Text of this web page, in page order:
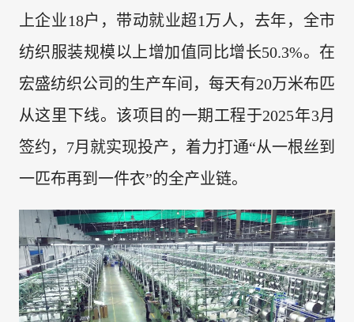
上企业18户，带动就业超1万人，去年，全市
纺织服装规模以上增加值同比增长50.3%。在
宏盛纺织公司的生产车间，每天有20万米布匹
从这里下线。该项目的一期工程于2025年3月
签约，7月就实现投产，着力打通“从一根丝到
一匹布再到一件衣”的全产业链。